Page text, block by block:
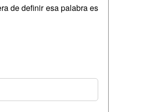
de definir esa palabra es